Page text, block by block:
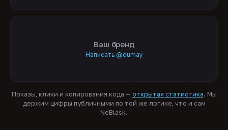
Ваш бренд
Написать @dumay
Показы, клики и копирования кода — открытая статистика. Мы
держим цифры публичными по той же логике, что и сам
NeBlask.